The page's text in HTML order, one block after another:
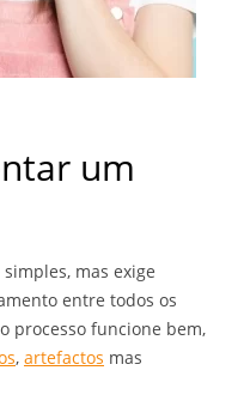
um
simples, mas exige
entre todos os
processo funcione bem,
, artefactos mas